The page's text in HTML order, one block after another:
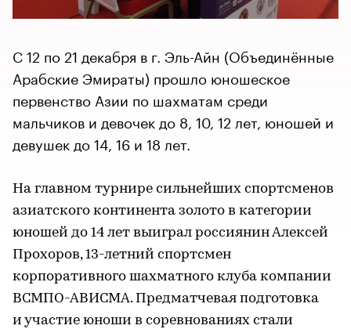
С 12 по 21 декабря в г. Эль-Айн (Объединённые
Арабские Эмираты) прошло юношеское
первенство Азии по шахматам среди
мальчиков и девочек до 8, 10, 12 лет, юношей и
девушек до 14, 16 и 18 лет.
На главном турнире сильнейших спортсменов
азиатского континента золото в категории
юношей до 14 лет выиграл россиянин Алексей
Прохоров, 13-летний спортсмен
корпоративного шахматного клуба компании
ВСМПО-АВИСМА. Предматчевая подготовка
и участие юноши в соревнованиях стали